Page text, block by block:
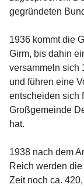
gegründeten
1936 kommt die
Girm, bis dahin
versammeln sich
und führen eine
entscheiden sich
Großgemeinde
hat.
1938 nach dem
Reich werden
Zeit noch ca.